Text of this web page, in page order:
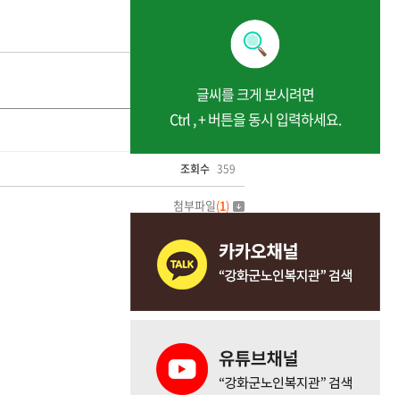
조회수 359
첨부파일(1)
글씨를 크게 보시려면
Ctrl , + 버튼을 동시 입력하세요.